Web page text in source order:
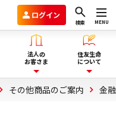
ログイン
検索 MENU
法人の
お客さま
住友生命
について
その他商品のご案内 金